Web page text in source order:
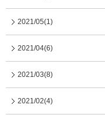
2021/05(1)
2021/04(6)
2021/03(8)
2021/02(4)